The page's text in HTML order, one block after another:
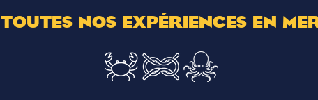
TOUTES nOS EXPÉRIENCES EN